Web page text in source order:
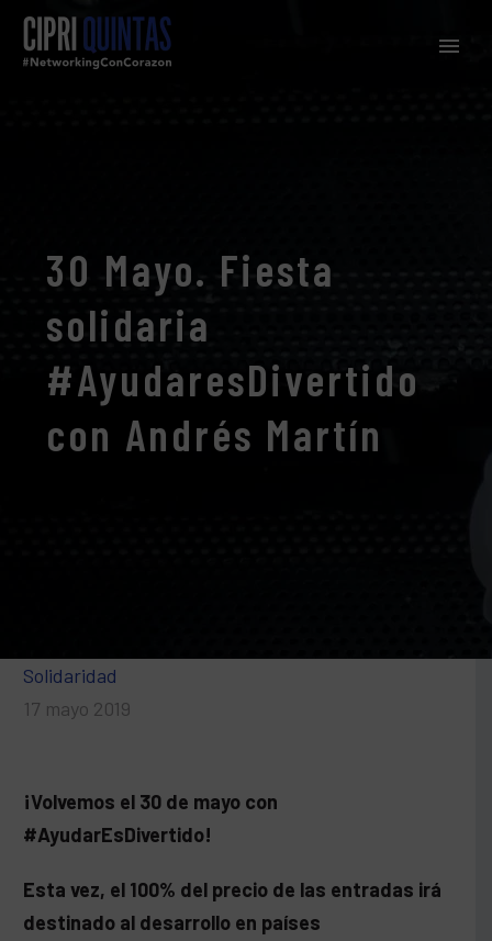
30 Mayo. Fiesta
solidaria
#AyudaresDivertido
con Andrés Martín
Solidaridad
17 mayo 2019
¡Volvemos el 30 de mayo con
#AyudarEsDivertido!
Esta vez, el 100% del precio de las entradas irá
destinado al desarrollo en países